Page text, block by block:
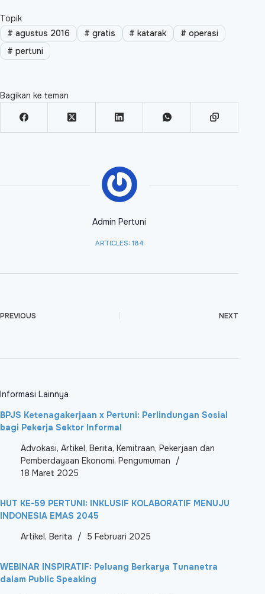
Topik
# agustus 2016 # gratis # katarak # operasi
# pertuni
Bagikan ke teman
Admin Pertuni
ARTICLES: 184
PREVIOUS NEXT
Informasi Lainnya
BPJS Ketenagakerjaan x Pertuni: Perlindungan Sosial
bagi Pekerja Sektor Informal
Advokasi, Artikel, Berita, Kemitraan, Pekerjaan dan
Pemberdayaan Ekonomi, Pengumuman
18 Maret 2025
HUT KE-59 PERTUNI: INKLUSIF KOLABORATIF MENUJU
INDONESIA EMAS 2045
Artikel , Berita 5 Februari 2025
WEBINAR INSPIRATIF: Peluang Berkarya Tunanetra
dalam Public Speaking